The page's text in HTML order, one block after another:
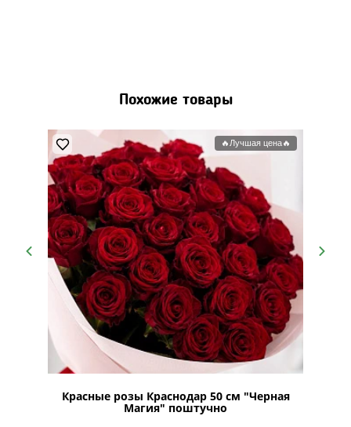
Похожие товары
🔥Лучшая цена🔥
Красные розы Краснодар 50 см "Черная
Магия" поштучно